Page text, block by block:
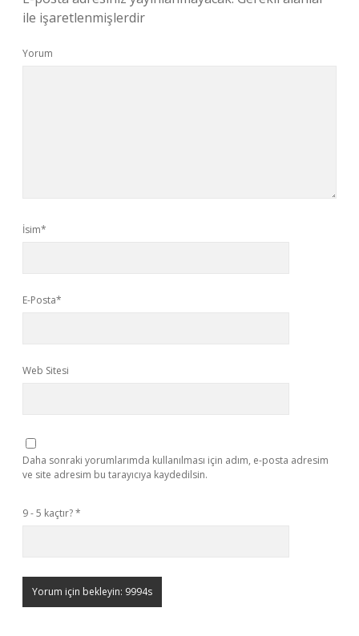
ile işaretlenmişlerdir
Yorum
İsim*
E-Posta*
Web Sitesi
Daha sonraki yorumlarımda kullanılması için adım, e-posta adresim
ve site adresim bu tarayıcıya kaydedilsin.
9 - 5 kaçtır?*